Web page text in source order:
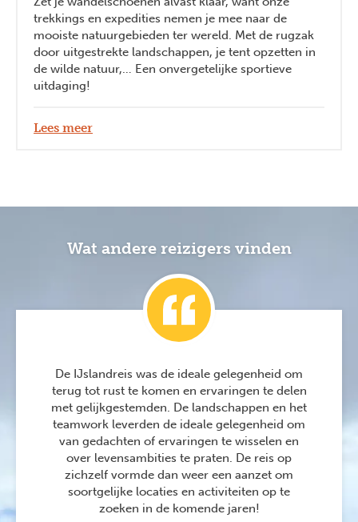
trekkings en expedities nemen je mee naar de
mooiste natuurgebieden ter wereld. Met de rugzak
door uitgestrekte landschappen, je tent opzetten in
de wilde natuur,… Een onvergetelijke sportieve
uitdaging!
Lees meer
Wat andere reizigers vinden
De IJslandreis was de ideale gelegenheid om
terug tot rust te komen en ervaringen te delen
met gelijkgestemden. De landschappen en het
teamwork leverden de ideale gelegenheid om
van gedachten of ervaringen te wisselen en
over levensambities te praten. De reis op
zichzelf vormde dan weer een aanzet om
soortgelijke locaties en activiteiten op te
zoeken in de komende jaren!